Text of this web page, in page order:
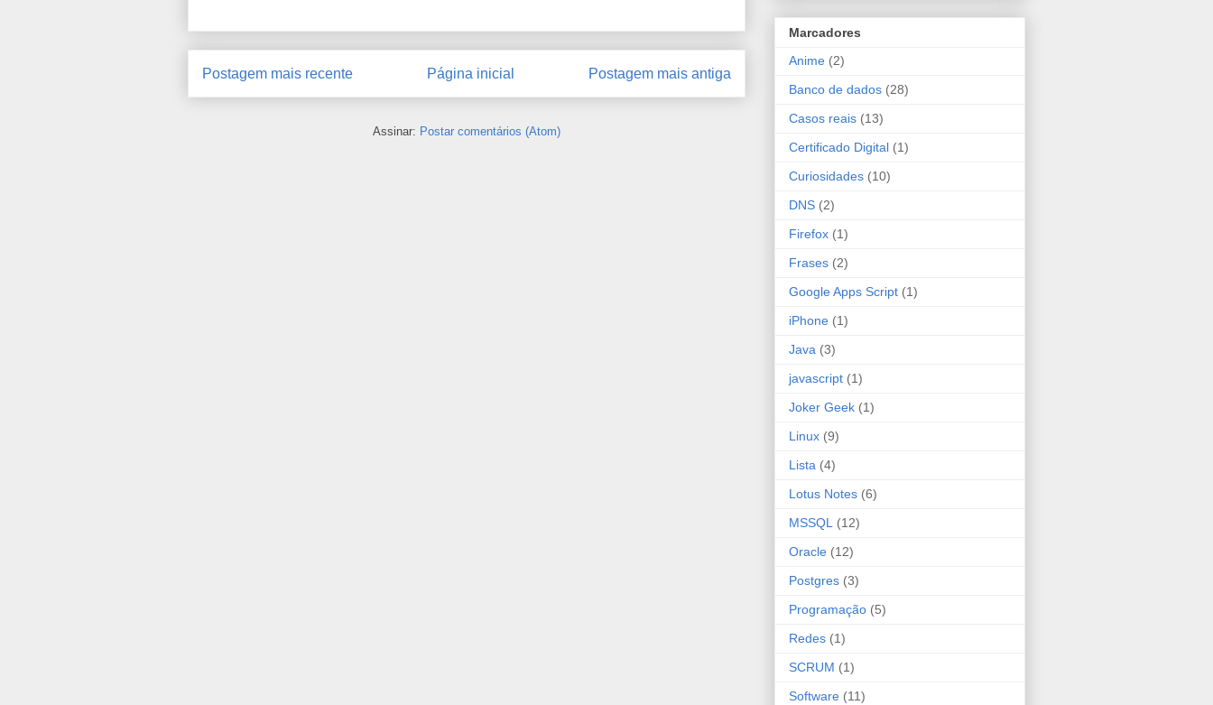
Postagem mais recente Postagem mais antiga
Página inicial
Assinar: Postar comentários (Atom)
Marcadores
Anime (2)
Banco de dados (28)
Casos reais (13)
Certificado Digital (1)
Curiosidades (10)
DNS (2)
Firefox (1)
Frases (2)
Google Apps Script (1)
iPhone (1)
Java (3)
javascript (1)
Joker Geek (1)
Linux (9)
Lista (4)
Lotus Notes (6)
MSSQL
(12)
Oracle (12)
Postgres (3)
Programação (5)
Redes (1)
SCRUM (1)
Software (11)